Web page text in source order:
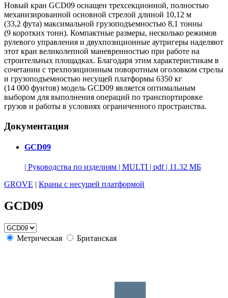
Новый кран GCD09 оснащен трехсекционной, полностью
механизированной основной стрелой длиной 10,12 м
(33,2 фута) максимальной грузоподъемностью 8,1 тонны
(9 коротких тонн). Компактные размеры, несколько режимов
рулевого управления и двухпозиционные аутригеры наделяют
этот кран великолепной маневренностью при работе на
строительных площадках. Благодаря этим характеристикам в
сочетании с трехпозиционным поворотным оголовком стрелы
и грузоподъемностью несущей платформы 6350 кг
(14 000 фунтов) модель GCD09 является оптимальным
выбором для выполнения операций по транспортировке
грузов и работы в условиях ограниченного пространства.
Документация
GCD09
| Руководства по изделиям | MULTI | pdf | 11.32 МБ
GROVE | Краны с несущей платформой
GCD09
Метрическая Британская